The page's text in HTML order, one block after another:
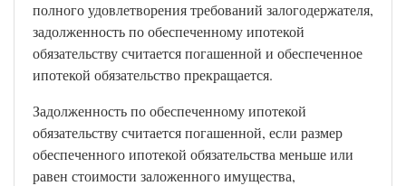
полного удовлетворения требований залогодержателя,
задолженность по обеспеченному ипотекой
обязательству считается погашенной и обеспеченное
ипотекой обязательство прекращается.
Задолженность по обеспеченному ипотекой
обязательству считается погашенной, если размер
обеспеченного ипотекой обязательства меньше или
равен стоимости заложенного имущества,